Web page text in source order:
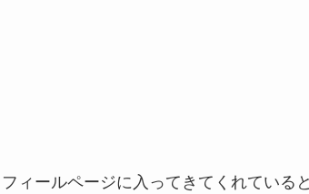
ィールページに入ってきてくれている